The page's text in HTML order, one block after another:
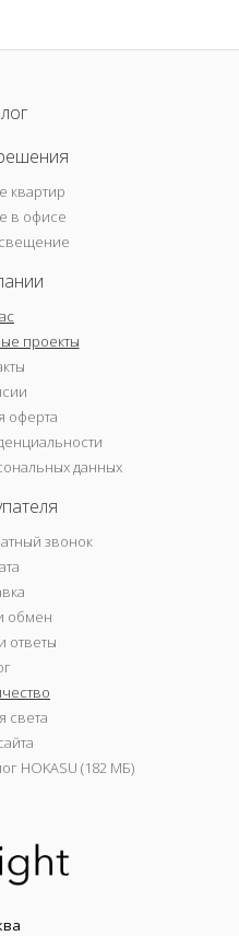
квартир
в офисе
проекты
оферта
данных
звонок
обмен
ответы
света
HOKASU (182 МБ)